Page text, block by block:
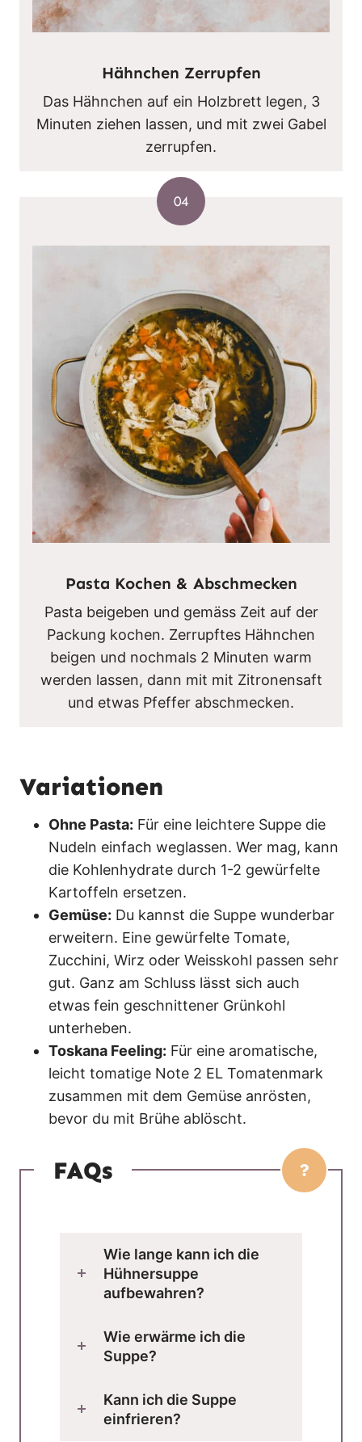
Hähnchen Zerrupfen
Das Hähnchen auf ein Holzbrett legen, 3
Minuten ziehen lassen, und mit zwei Gabel
zerrupfen.
04
Pasta Kochen & Abschmecken
Pasta beigeben und gemäss Zeit auf der
Packung kochen. Zerrupftes Hähnchen
beigen und nochmals 2 Minuten warm
werden lassen, dann mit mit Zitronensaft
und etwas Pfeffer abschmecken.
Variationen
Ohne Pasta: Für eine leichtere Suppe die
Nudeln einfach weglassen. Wer mag, kann
die Kohlenhydrate durch 1-2 gewürfelte
Kartoffeln ersetzen.
Gemüse: Du kannst die Suppe wunderbar
erweitern. Eine gewürfelte Tomate,
Zucchini, Wirz oder Weisskohl passen sehr
gut. Ganz am Schluss lässt sich auch
etwas fein geschnittener Grünkohl
unterheben.
Toskana Feeling: Für eine aromatische,
leicht tomatige Note 2 EL Tomatenmark
zusammen mit dem Gemüse anrösten,
bevor du mit Brühe ablöscht.
FAQs
Wie lange kann ich die
Hühnersuppe
aufbewahren?
Wie erwärme ich die
Suppe?
Kann ich die Suppe
einfrieren?